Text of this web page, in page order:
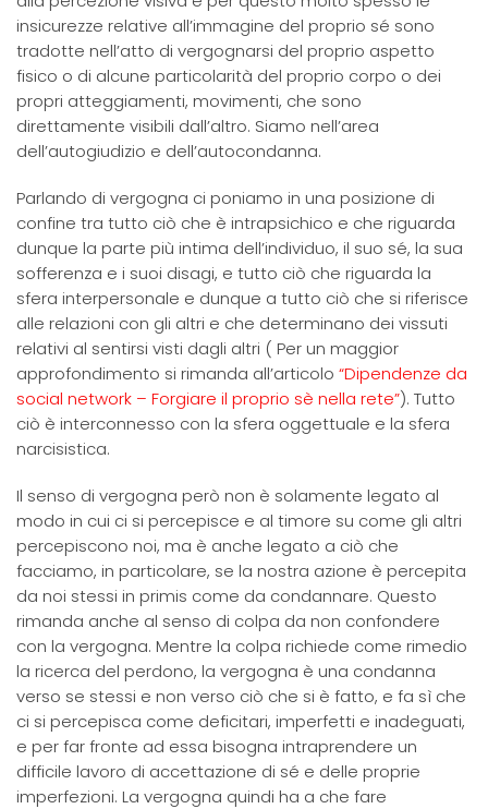
insicurezze relative all’immagine del proprio sé sono
tradotte nell’atto di vergognarsi del proprio aspetto
fisico o di alcune particolarità del proprio corpo o dei
propri atteggiamenti, movimenti, che sono
direttamente visibili dall’altro. Siamo nell’area
dell’autogiudizio e dell’autocondanna.
Parlando di vergogna ci poniamo in una posizione di
confine tra tutto ciò che è intrapsichico e che riguarda
dunque la parte più intima dell’individuo, il suo sé, la sua
sofferenza e i suoi disagi, e tutto ciò che riguarda la
sfera interpersonale e dunque a tutto ciò che si riferisce
alle relazioni con gli altri e che determinano dei vissuti
relativi al sentirsi visti dagli altri ( Per un maggior
approfondimento si rimanda all’articolo “Dipendenze da
social network – Forgiare il proprio sè nella rete”). Tutto
ciò è interconnesso con la sfera oggettuale e la sfera
narcisistica.
Il senso di vergogna però non è solamente legato al
modo in cui ci si percepisce e al timore su come gli altri
percepiscono noi, ma è anche legato a ciò che
facciamo, in particolare, se la nostra azione è percepita
da noi stessi in primis come da condannare. Questo
rimanda anche al senso di colpa da non confondere
con la vergogna. Mentre la colpa richiede come rimedio
la ricerca del perdono, la vergogna è una condanna
verso se stessi e non verso ciò che si è fatto, e fa sì che
ci si percepisca come deficitari, imperfetti e inadeguati,
e per far fronte ad essa bisogna intraprendere un
difficile lavoro di accettazione di sé e delle proprie
imperfezioni. La vergogna quindi ha a che fare